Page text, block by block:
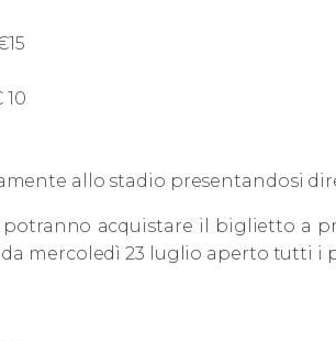
10
allo stadio presentandosi
acquistare il biglietto a
mercoledì 23 luglio aperto tutti i